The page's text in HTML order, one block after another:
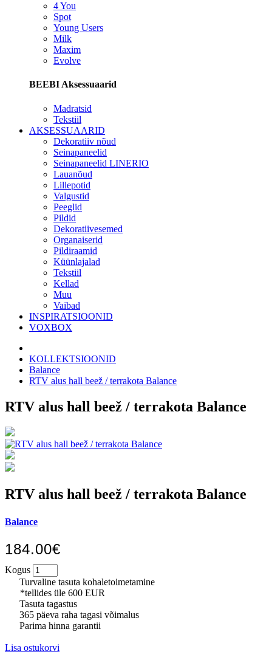
4 You
Spot
Young Users
Milk
Maxim
Evolve
BEEBI Aksessuaarid
Madratsid
Tekstiil
AKSESSUAARID
Dekoratiiv nõud
Seinapaneelid
Seinapaneelid LINERIO
Lauanõud
Lillepotid
Valgustid
Peeglid
Pildid
Dekoratiivesemed
Organaiserid
Pildiraamid
Küünlajalad
Tekstiil
Kellad
Muu
Vaibad
INSPIRATSIOONID
VOXBOX
KOLLEKTSIOONID
Balance
RTV alus hall beež / terrakota Balance
RTV alus hall beež / terrakota Balance
RTV alus hall beež / terrakota Balance
Balance
184.00€
Kogus
Turvaline tasuta kohaletoimetamine
*tellides üle 600 EUR
Tasuta tagastus
365 päeva raha tagasi võimalus
Parima hinna garantii
Lisa ostukorvi